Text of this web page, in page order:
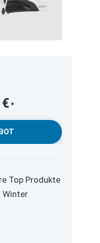
€ Aktueller
Preis
269,95 €.
Top Produkte
Winter